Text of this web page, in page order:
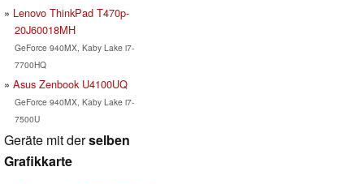
Lenovo ThinkPad T470p-
20J60018MH
GeForce 940MX, Kaby Lake i7-
7700HQ
Asus Zenbook U4100UQ
GeForce 940MX, Kaby Lake i7-
7500U
Geräte mit derselben
Grafikkarte